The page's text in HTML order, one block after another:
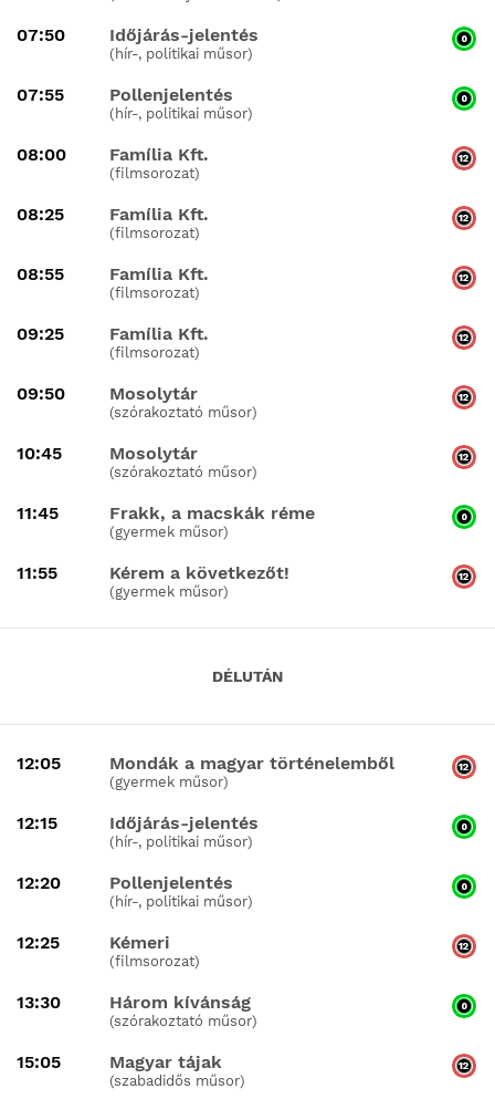
07:50 Időjárás-jelentés
(hír-, politikai műsor)
07:55 Pollenjelentés
(hír-, politikai műsor)
08:00 Família Kft.
(filmsorozat)
08:25 Família Kft.
(filmsorozat)
08:55 Família Kft.
(filmsorozat)
09:25 Família Kft.
(filmsorozat)
09:50 Mosolytár
(szórakoztató műsor)
10:45 Mosolytár
(szórakoztató műsor)
11:45 Frakk, a macskák réme
(gyermek műsor)
11:55 Kérem a következőt!
(gyermek műsor)
DÉLUTÁN
12:05 Mondák a magyar történelemből
(gyermek műsor)
12:15 Időjárás-jelentés
(hír-, politikai műsor)
12:20 Pollenjelentés
(hír-, politikai műsor)
12:25 Kémeri
(filmsorozat)
13:30 Három kívánság
(szórakoztató műsor)
15:05 Magyar tájak
(szabadidős műsor)